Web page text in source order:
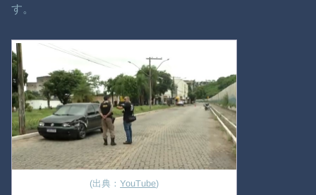
す。
(出典：YouTube)